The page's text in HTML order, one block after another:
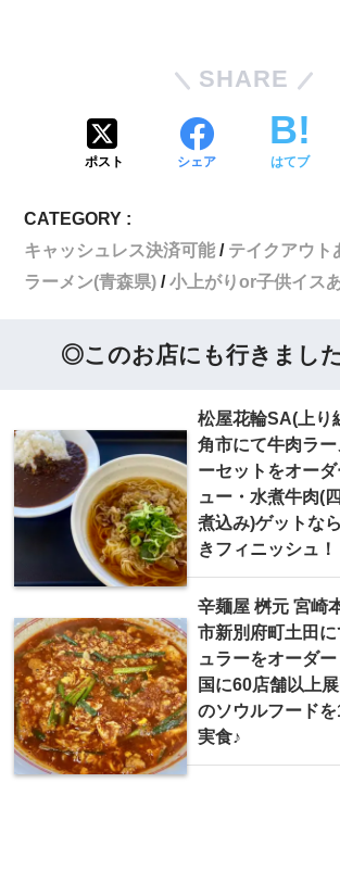
SHARE
ポスト シェア はてブ
CATEGORY :
キャッシュレス決済可能
テイクアウト
ラーメン(青森県)
小上がりor子供イス
◎このお店にも行きました
松屋花輪SA(上り
角市にて牛肉ラ
ーセットをオー
ュー・水煮牛肉(
煮込み)ゲットな
きフィニッシュ！
辛麺屋 桝元 宮崎
市新別府町土田
ュラーをオーダ
国に60店舗以上
のソウルフード
実食♪